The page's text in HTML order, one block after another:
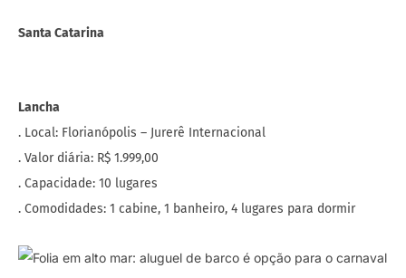
Santa Catarina
Lancha
. Local: Florianópolis – Jurerê Internacional
. Valor diária: R$ 1.999,00
. Capacidade: 10 lugares
. Comodidades: 1 cabine, 1 banheiro, 4 lugares para dormir